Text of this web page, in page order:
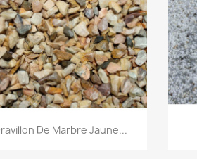
Aperçu rapide
De Marbre Jaune...